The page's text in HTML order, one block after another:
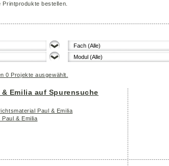
bestellen.
Fach (Alle)
Modul (Alle)
0 Projekte ausgewählt.
& Emilia auf Spurensuche
Paul & Emilia
Paul & Emilia